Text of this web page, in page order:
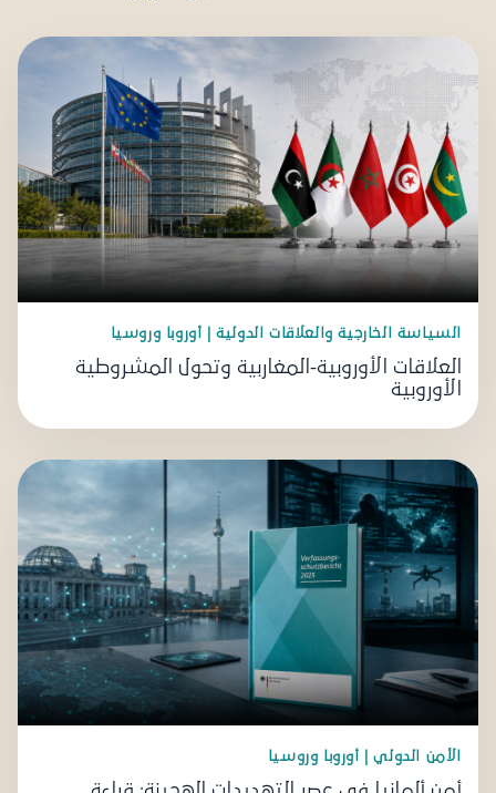
السياسة الخارجية والعلاقات الدولية | أوروبا وروسيا
العلاقات الأوروبية-المغاربية وتحول المشروطية
الأوروبية
الأمن الدولي | أوروبا وروسيا